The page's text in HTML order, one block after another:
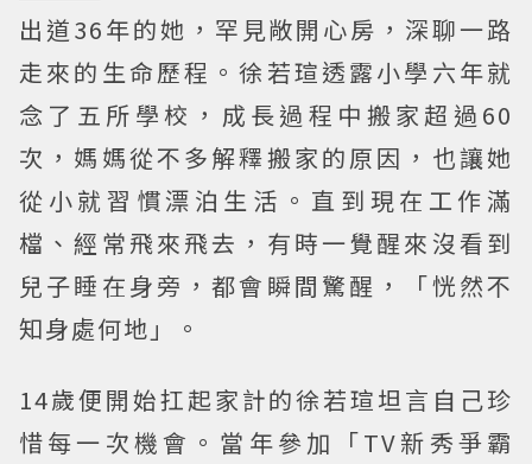
出道36年的她，罕見敞開心房，深聊一路
走來的生命歷程。徐若瑄透露小學六年就
念了五所學校，成長過程中搬家超過60
次，媽媽從不多解釋搬家的原因，也讓她
從小就習慣漂泊生活。直到現在工作滿
檔、經常飛來飛去，有時一覺醒來沒看到
兒子睡在身旁，都會瞬間驚醒，「恍然不
知身處何地」。
14歲便開始扛起家計的徐若瑄坦言自己珍
惜每一次機會。當年參加「TV新秀爭霸